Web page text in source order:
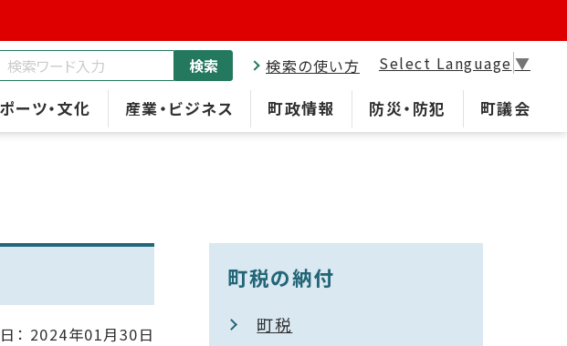
ーツ・文化 産業・ビジネス 町政情報 防災・防犯 町議会
検索 検索の使い方 Select Language ▼
： 2024年01月30日
町税の納付
町税